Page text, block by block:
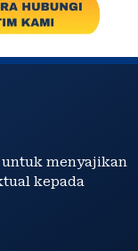
menyajikan
kepada